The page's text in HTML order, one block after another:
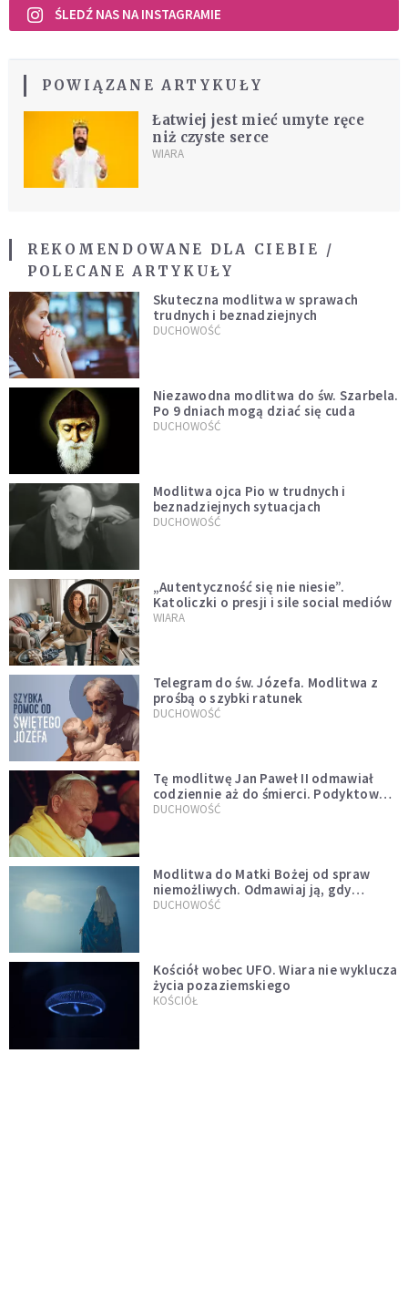
ŚLEDŹ NAS NA INSTAGRAMIE
POWIĄZANE ARTYKUŁY
Łatwiej jest mieć umyte ręce
niż czyste serce
WIARA
REKOMENDOWANE DLA CIEBIE /
POLECANE ARTYKUŁY
Skuteczna modlitwa w sprawach
trudnych i beznadziejnych
DUCHOWOŚĆ
Niezawodna modlitwa do św. Szarbela.
Po 9 dniach mogą dziać się cuda
DUCHOWOŚĆ
Modlitwa ojca Pio w trudnych i
beznadziejnych sytuacjach
DUCHOWOŚĆ
„Autentyczność się nie niesie”.
Katoliczki o presji i sile social mediów
WIARA
Telegram do św. Józefa. Modlitwa z
prośbą o szybki ratunek
DUCHOWOŚĆ
Tę modlitwę Jan Paweł II odmawiał
codziennie aż do śmierci. Podyktował
mu ją ojciec
DUCHOWOŚĆ
Modlitwa do Matki Bożej od spraw
niemożliwych. Odmawiaj ją, gdy
wszystko idzie źle
DUCHOWOŚĆ
Kościół wobec UFO. Wiara nie wyklucza
życia pozaziemskiego
KOŚCIÓŁ